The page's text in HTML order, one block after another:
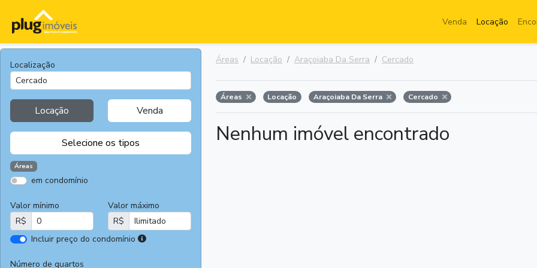
Venda Locação
Localização
Locação Venda
Selecione os tipos
Casas
Casas
Comerciais
Salas
Chácaras e
Áreas
em condomínio
Valor mínimo
R$
Valor máximo
R$
Incluir preço do condomínio
I
Número de quartos
Áreas Locação Araçoiaba Da Serra Cercado
Áreas Locação Araçoiaba Da Serra Cercado
Nenhum imóvel encontrado